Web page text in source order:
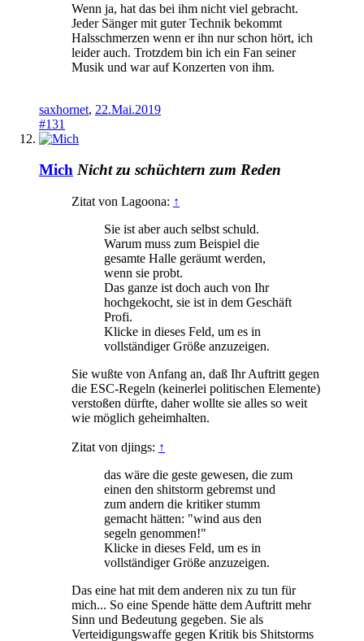
Wenn ja, hat das bei ihm nicht viel gebracht.
Jeder Sänger mit guter Technik bekommt
Halsschmerzen wenn er ihn nur schon hört, ich
leider auch. Trotzdem bin ich ein Fan seiner
Musik und war auf Konzerten von ihm.
saxhornet, 22.Mai.2019
#131
Mich Nicht zu schüchtern zum Reden
Zitat von Lagoona: ↑
Sie ist aber auch selbst schuld.
Warum muss zum Beispiel die
gesamte Halle geräumt werden,
wenn sie probt.
Das ganze ist doch auch von Ihr
hochgekocht, sie ist in dem Geschäft
Profi.
Klicke in dieses Feld, um es in
vollständiger Größe anzuzeigen.
Sie wußte von Anfang an, daß Ihr Auftritt gegen
die ESC-Regeln (keinerlei politischen Elemente)
verstoßen dürfte, daher wollte sie alles so weit
wie möglich geheimhalten.
Zitat von djings: ↑
das wäre die geste gewesen, die zum
einen den shitstorm gebremst und
zum andern die kritiker stumm
gemacht hätten: "wind aus den
segeln genommen!"
Klicke in dieses Feld, um es in
vollständiger Größe anzuzeigen.
Das eine hat mit dem anderen nix zu tun für
mich... So eine Spende hätte dem Auftritt mehr
Sinn und Bedeutung gegeben. Sie als
Verteidigungswaffe gegen Kritik bis Shitstorms